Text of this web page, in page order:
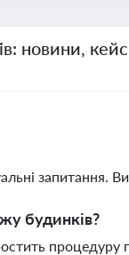
новини,
запитання.
будинків?